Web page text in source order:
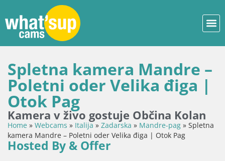
Spletna kamera Mandre –
Poletni oder Velika điga |
Otok Pag
Kamera v živo gostuje Občina Kolan
Home » Webcams » Italija» Zadarska » Mandre-pag » Spletna
kamera Mandre – Poletni oder Velika điga | Otok Pag
Hosted By & Offer